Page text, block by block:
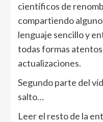
científicos de
compartiendo
lenguaje sencillo y
todas formas
actualizaciones.
Segundo parte del
salto…
Leer el resto de la